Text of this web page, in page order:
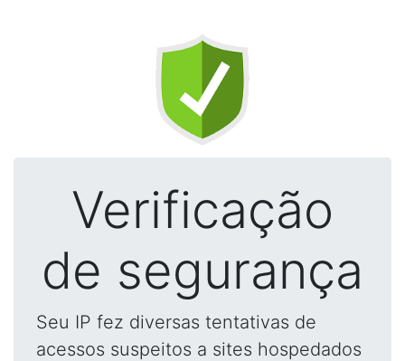
Verificação
de segurança
Seu IP fez diversas tentativas de
acessos suspeitos a sites hospedados